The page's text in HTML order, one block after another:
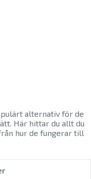
alternativ för de
Här hittar du allt du
hur de fungerar till